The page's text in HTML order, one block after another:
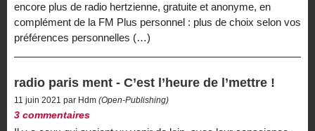
encore plus de radio hertzienne, gratuite et anonyme, en
complément de la FM Plus personnel : plus de choix selon vos
préférences personnelles (…)
radio paris ment - C’est l’heure de l’mettre !
11 juin 2021 par Hdm (Open-Publishing)
3 commentaires